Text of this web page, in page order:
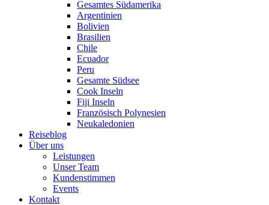
Gesamtes Südamerika
Argentinien
Bolivien
Brasilien
Chile
Ecuador
Peru
Gesamte Südsee
Cook Inseln
Fiji Inseln
Französisch Polynesien
Neukaledonien
Reiseblog
Über uns
Leistungen
Unser Team
Kundenstimmen
Events
Kontakt